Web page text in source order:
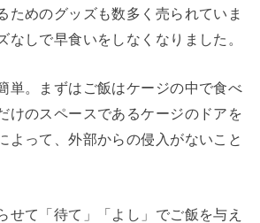
ためのグッズも数多く売られていま
なしで早食いをしなくなりました。
単。まずはご飯はケージの中で食べ
けのスペースであるケージのドアを
よって、外部からの侵入がないこと
せて「待て」「よし」でご飯を与え